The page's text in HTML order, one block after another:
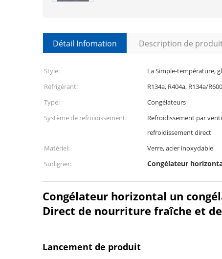
Détail Infomation Description de
Style: La Simple-température,
Réfrigérant:
R134a, R404a, R134a/
Type:
Congélateurs
Système de refroidissement:
Refroidissement par
refroidissement direct
Matériel: Verre, acier inoxydable
Surligner:
Congélateur
Congélateur horizontal un
Direct de nourriture fraîche et
Lancement de produit